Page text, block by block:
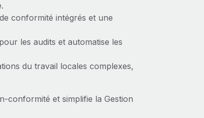
conformité intégrés et une
les audits et automatise les
du travail locales complexes,
et simplifie la Gestion